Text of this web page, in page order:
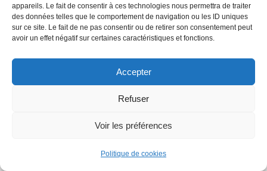
appareils. Le fait de consentir à ces technologies nous permettra de traiter
des données telles que le comportement de navigation ou les ID uniques
sur ce site. Le fait de ne pas consentir ou de retirer son consentement peut
avoir un effet négatif sur certaines caractéristiques et fonctions.
Accepter
Refuser
Voir les préférences
Politique de cookies
Accès rapide